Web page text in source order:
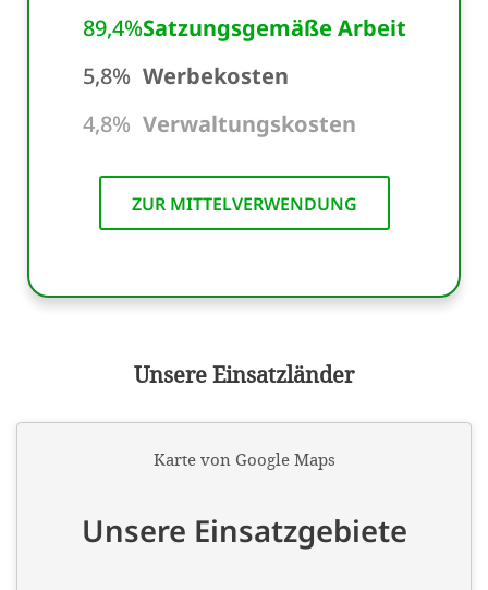
Satzungsgemäße Arbeit
89,4%
Werbekosten
5,8%
Verwaltungskosten
4,8%
ZUR MITTELVERWENDUNG
Unsere Einsatzländer